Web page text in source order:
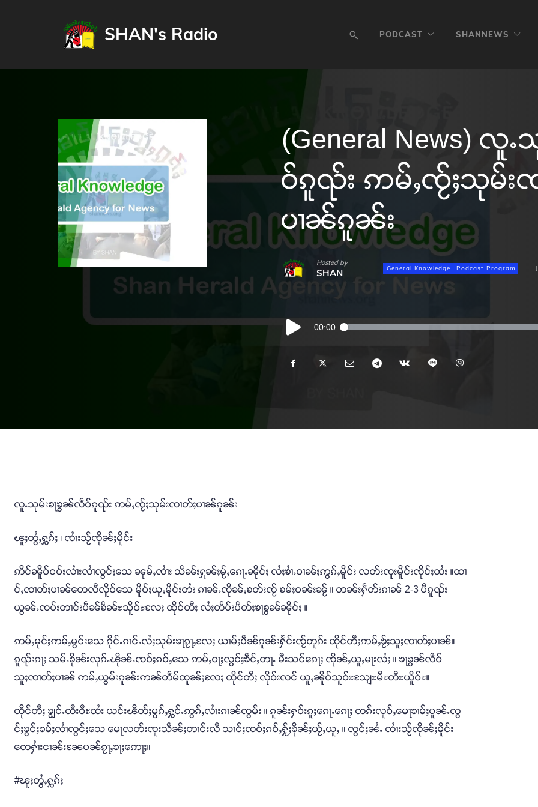
SHAN's Radio PODCAST SHANNEWS
(General News) လူ
ဝ်ၵူၺ်း ဢမ်ႇၸႂ်ႈသုမ်း
ပၢၼ်ၵူၼ်း
Hosted by
SHAN General Knowledge Podcast Program
Audio
Player
00:00
လူႉသုမ်းၶႃၶွၼ်လဵဝ်ၵူၺ်း ဢမ်ႇၸႂ်ႈသုမ်းၸၢတ်ႈပၢၼ်ၵူၼ်း
ၽူႈတွႆႇႁွၵ်ႈ ၊ ၸၢႆးသႂ်ၸိုၼ်ႈမိူင်း
ဢိင်ၼိူဝ်ငဝ်းလၢႆးလၢႆလွင်ႈသေ ၼုမ်ႇၸၢႆး သႅၼ်းႁုၼ်ႈမႂ်ႇၵေႃႉၼိုင်ႈ လႆႈၶၢႆႉဝၢၼ်ႈဢွၵ်ႇမိူင်း လတ်းၸူးမိူင်းၸိုင်ႈထႆး ။ထၢ
င်ႇၸၢတ်ႈပၢၼ်တေလီလိူဝ်သေ မိူဝ်ႈယူႇမိူင်းတႆး ၵၢၼ်ႉၸိုၼ်ႇၶတ်းၸႂ် ၶမ်ႈဝၼ်းၼႂ် ။ တၼ်းႁဵတ်းၵၢၼ် 2-3 ပီၵူၺ်း
ယွၼ်ႉၸပ်းတၢင်းပဵၼ်ၶႅၼ်ႊသိူဝ်ႊလႄႈ ထိုင်တီႈ လႆႈတႅပ်းပႅတ်ႈၶႃၶွၼ်ၼိုင်ႈ ။
ဢမ်ႇမုင်ႈဢမ်ႇမွင်းသေ ၵိုင်ႉၵၢင်ႉလႆႈသုမ်းၶႃၵႂႃႇလႄႈ ယၢမ်ႈပဵၼ်ၵူၼ်းႁႅင်းၸႂ်တူၵ်း ထိုင်တီႈဢမ်ႇၶႂ်ႈသူႈၸၢတ်ႈပၢၼ်။
ၵူၺ်းၵႃႈ သမ်ႉၶိုၼ်းလုၵ်ႉၽိုၼ်ႉၸဝ်ႈၵဝ်ႇသေ ဢမ်ႇဝႃႈလွင်ႈၶဵင်ႇတႃႉ မီးသင်ၵေႃႈ ၸိုၼ်ႇယူႇမႃးလႆႈ ။ ၶႃၶွၼ်လဵဝ်
သူႈၸၢတ်ႈပၢၼ် ဢမ်ႇယွမ်းၵူၼ်းဢၼ်တဵမ်ထူၼ်ႈလႄႈ ထိုင်တီႈ လိုဝ်းလင် ယူႇၼိူဝ်သူဝ်ႊသျႄႊမီႊတီႊယိူဝ်ႊ။
ထိုင်တီႈ ၶျွင်ႉထီးဝီႊထႆး ယင်းၽိတ်ႈမွၵ်ႇႁွင်ႉဢွၵ်ႇလၢႆးၵၢၼ်ၸွမ်း ။ ၵူၼ်းႁဝ်းၵူႈၵေႃႉၵေႃႈ တၵ်းလူဝ်ႇမေႃၶၢမ်ႈပူၼ်ႉလွ
င်ႈၶွင်ႈၶမ်ႈလၢႆလွင်ႈသေ မေႃလတ်းၸူးသဵၼ်ႈတၢင်းလီ သၢင်ႈၸဝ်ႈၵဝ်ႇႁႂ်ႈၶိုၼ်ႈယႂ်ႇယူႇ ။ လွင်ႈၼႆႉ ၸၢႆးသႂ်ၸိုၼ်ႈမိူင်း
တေႁၢႆးငၢၼ်းၼႄပၼ်ၵႂႃႇၶႃႈဢေႃႈ။
#ၽူႈတွႆႇႁွၵ်ႈ